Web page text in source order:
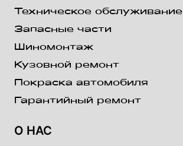
Техническое обслуживание
Запасные части
Шиномонтаж
Кузовной ремонт
Покраска автомобиля
Гарантийный ремонт
О НАС